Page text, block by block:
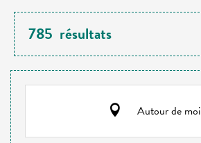
785 résultats
Autour de moi